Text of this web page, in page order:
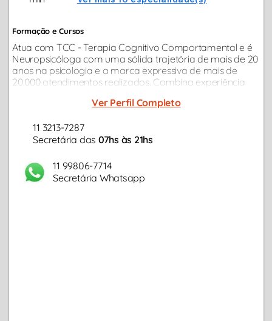
Formação e Cursos
Atua com TCC - Terapia Cognitivo Comportamental e é
Neuropsicóloga com uma sólida trajetória de mais de 20
anos na psicologia e a marca expressiva de mais de
20.000 atendimentos realizados. Combina experiência
desenvolvimento humano...Ver Perfil Completo
11 3213-7287
Secretária das 07hs às 21hs
11 99806-7714
Secretária Whatsapp